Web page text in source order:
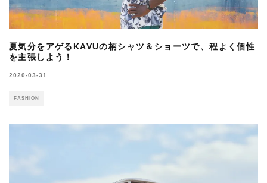
夏気分をアゲるKAVUの柄シャツ＆ショーツで、程よく個性
を主張しよう！
2020-03-31
FASHION